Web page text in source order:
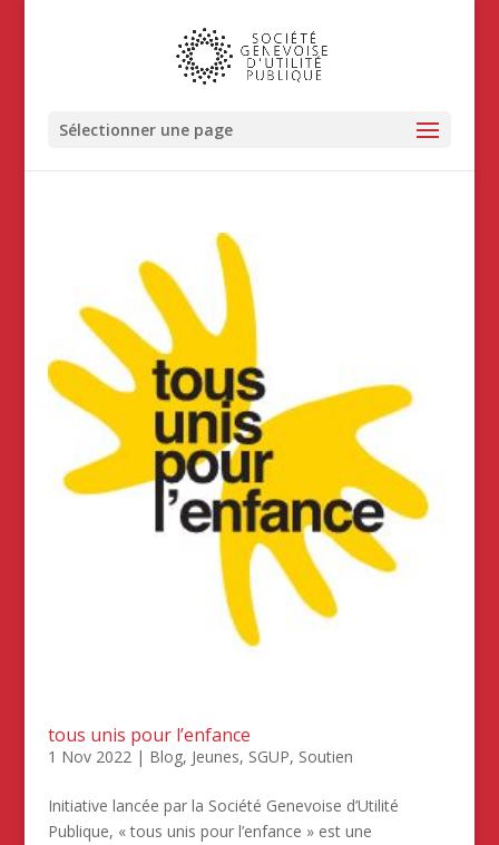
Sélectionner une page
tous unis pour l’enfance
1 Nov 2022| Blog, Jeunes, SGUP, Soutien
Initiative lancée par la Société Genevoise d’Utilité
Publique, « tous unis pour l’enfance » est une